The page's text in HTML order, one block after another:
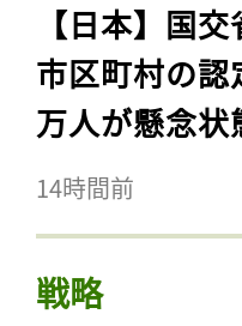
【日本】国
市区町村の
万人が懸念状
14時間前
戦略